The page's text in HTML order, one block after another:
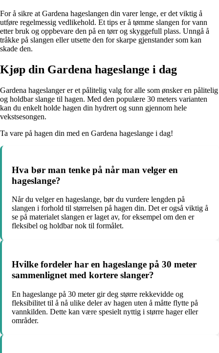
For å sikre at Gardena hageslangen din varer lenge, er det viktig å
utføre regelmessig vedlikehold. Et tips er å tømme slangen for vann
etter bruk og oppbevare den på en tørr og skyggefull plass. Unngå å
tråkke på slangen eller utsette den for skarpe gjenstander som kan
skade den.
Kjøp din Gardena hageslange i dag
Gardena hageslanger er et pålitelig valg for alle som ønsker en pålitelig
og holdbar slange til hagen. Med den populære 30 meters varianten
kan du enkelt holde hagen din hydrert og sunn gjennom hele
vekstsesongen.
Ta vare på hagen din med en Gardena hageslange i dag!
Hva bør man tenke på når man velger en
hageslange?
Når du velger en hageslange, bør du vurdere lengden på
slangen i forhold til størrelsen på hagen din. Det er også viktig å
se på materialet slangen er laget av, for eksempel om den er
fleksibel og holdbar nok til formålet.
Hvilke fordeler har en hageslange på 30 meter
sammenlignet med kortere slanger?
En hageslange på 30 meter gir deg større rekkevidde og
fleksibilitet til å nå ulike deler av hagen uten å måtte flytte på
vannkilden. Dette kan være spesielt nyttig i større hager eller
områder.